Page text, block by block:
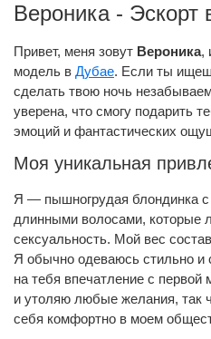
Вероника - Эскорт
Привет, меня зовут Вероника,
модель в Дубае. Если ты
сделать твою ночь
уверена, что смогу подарить
эмоций и фантастических
Моя уникальная
Я — пышногрудая блондинка с
длинными волосами, которые
сексуальность. Мой вес
Я обычно одеваюсь стильно и
на тебя впечатление с
и утоляю любые желания, так
себя комфортно в моем